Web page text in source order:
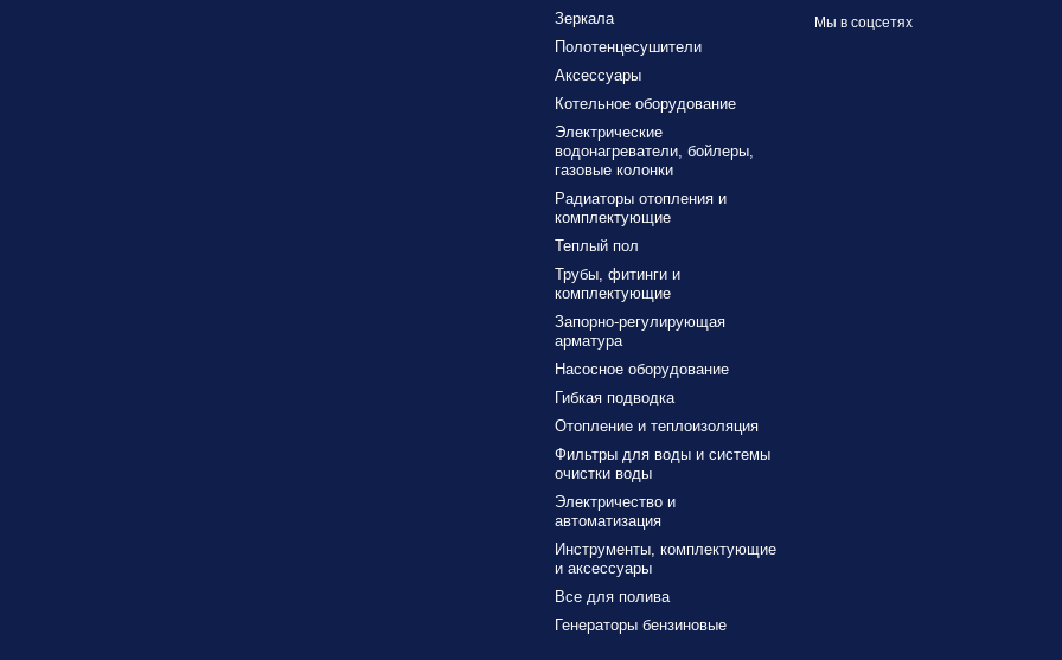
Зеркала
Полотенцесушители
Аксессуары
Котельное оборудование
Электрические
водонагреватели, бойлеры,
газовые колонки
Радиаторы отопления и
комплектующие
Теплый пол
Трубы, фитинги и
комплектующие
Запорно-регулирующая
арматура
Насосное оборудование
Гибкая подводка
Отопление и теплоизоляция
Фильтры для воды и системы
очистки воды
Электричество и
автоматизация
Инструменты, комплектующие
и аксессуары
Все для полива
Генераторы бензиновые
Мы в соцсетях